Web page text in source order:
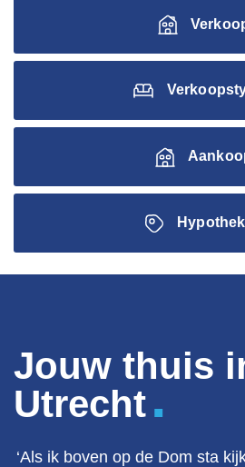
Jouw thuis
Utrecht.
‘Als ik boven op de Dom sta